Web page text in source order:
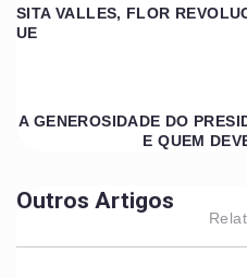
SITA VALLES, FLOR
UE
A GENEROSIDADE DO
E QUEM
Outros Artigos